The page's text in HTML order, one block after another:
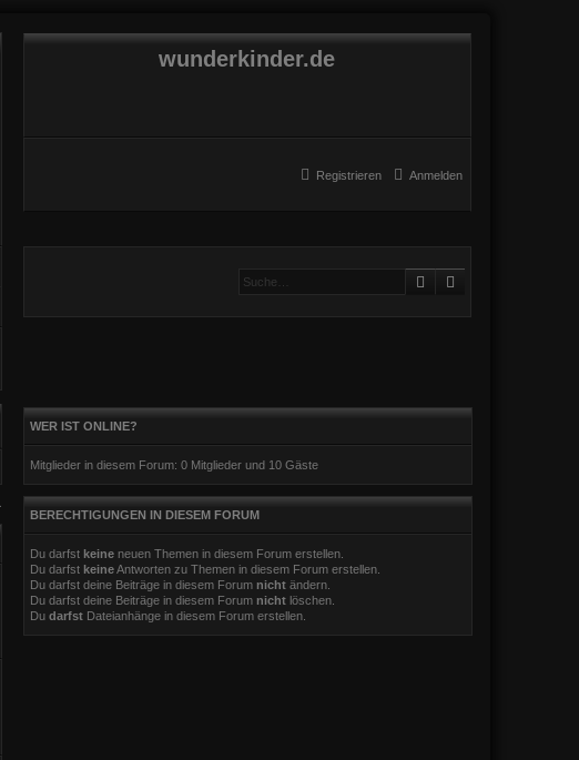
wunderkinder.de
Anmelden
Registrieren
Suche
WER IST ONLINE?
Mitglieder in diesem Forum: 0 Mitglieder und 10 Gäste
BERECHTIGUNGEN IN DIESEM FORUM
Du darfst keineneuen Themen in diesem Forum erstellen.
Du darfst keineAntworten zu Themen in diesem Forum erstellen.
Du darfst deine Beiträge in diesem Forum nichtändern.
Du darfst deine Beiträge in diesem Forum nichtlöschen.
Du darfstDateianhänge in diesem Forum erstellen.